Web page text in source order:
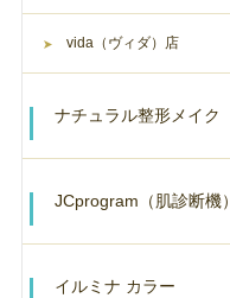
vida（ヴィダ）店
ナチュラル整形メイク
JCprogram（肌診断機）
イルミナ カラー